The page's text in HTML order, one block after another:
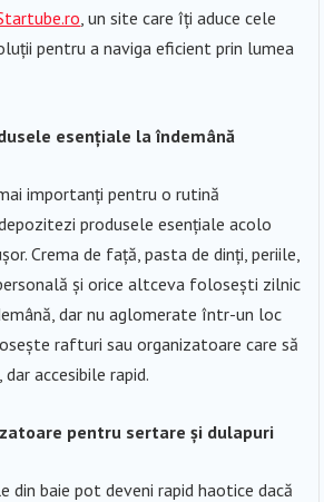
, un site care îți aduce cele
pentru a naviga eficient prin lumea
esențiale la îndemână
importanți pentru o rutină
produsele esențiale acolo
Crema de față, pasta de dinți, periile,
și orice altceva folosești zilnic
dar nu aglomerate într-un loc
rafturi sau organizatoare care să
accesibile rapid.
pentru sertare și dulapuri
din baie pot deveni rapid haotice dacă